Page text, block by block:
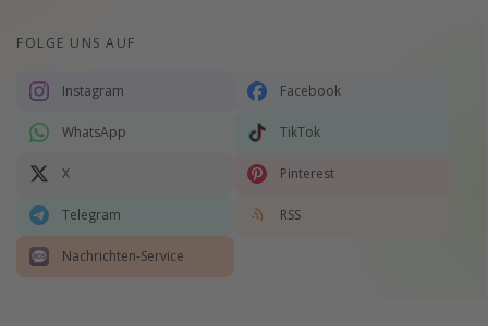
FOLGE UNS AUF
Instagram Facebook
WhatsApp TikTok
X Pinterest
Telegram RSS
Nachrichten-Service